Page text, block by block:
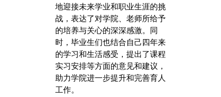
地迎接未来学业和职业生涯的挑
战，表达了对学院、老师所给予
的培养与关心的深深感激。同
时，毕业生们也结合自己四年来
的学习和生活感受，提出了课程
实习安排等方面的意见和建议，
助力学院进一步提升和完善育人
工作。